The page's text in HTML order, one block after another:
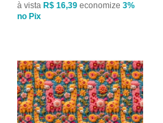
à vista R$ 16,39 economize 3%
no Pix